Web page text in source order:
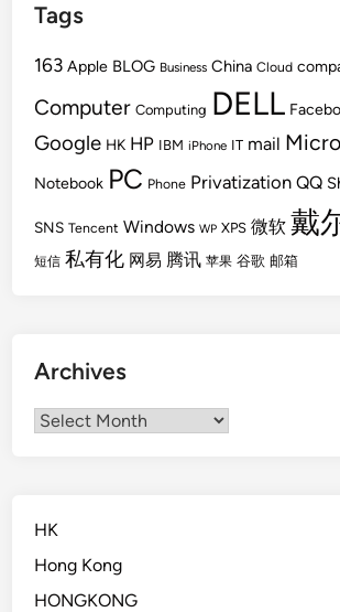
Tags
163 Apple BLOG Business China Cloud
Computer Computing DELL
Google HK HP IBM iPhone IT mail
Notebook PC Phone Privatization QQ
SNS Tencent Windows WP XPS 微软 戴
短信 私有化 网易 腾讯 苹果 谷歌 邮箱
Archives
Archives
HK
Hong Kong
HONGKONG